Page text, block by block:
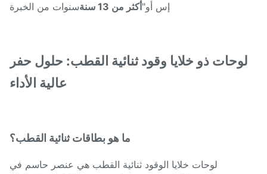
إس أو"أكثر من 13 سنة سنوات من الخبرة
لوحات ذو خلايا وقود ثنائية القطب: حلول حفر
عالية الأداء
ما هو بطاقات ثنائية القطب؟
لوحات خلايا الوقود ثنائية القطب هي عنصر حاسم في